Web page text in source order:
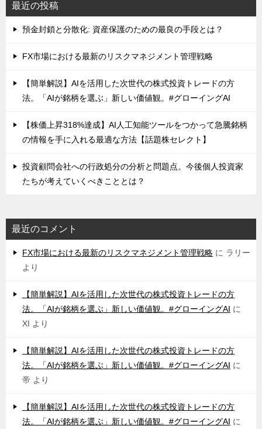
最近の投稿
預金封鎖と分散化: 資産保護のための最良の手段とは？
FX市場における最新のリスクマネジメント管理戦略
【簡単解説】AIを活用した次世代の株式投資トレードの方
法。「AIが銘柄を選ぶ」新しい価値観。#グローイングAI
【株価上昇318%達成】AI人工知能ツールをつかって急騰銘柄
の情報を手に入れる最適な方法【話題株セレクト】
投資顧問会社への行政処分の分析と問題点。今後個人投資家
たちが考えていくべきこととは？
最近のコメント
FX市場における最新のリスクマネジメント管理戦略 に ラリー
より
【簡単解説】AIを活用した次世代の株式投資トレードの方
法。「AIが銘柄を選ぶ」新しい価値観。#グローイングAI に
XI より
【簡単解説】AIを活用した次世代の株式投資トレードの方
法。「AIが銘柄を選ぶ」新しい価値観。#グローイングAI に
帝 より
【簡単解説】AIを活用した次世代の株式投資トレードの方
法。「AIが銘柄を選ぶ」新しい価値観。#グローイングAI に